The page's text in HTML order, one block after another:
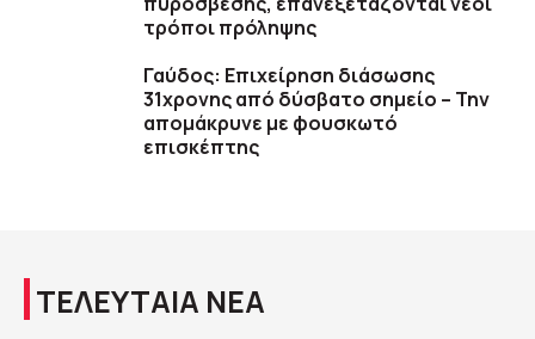
τρόποι πρόληψης
Γαύδος: Επιχείρηση διάσωσης
31χρονης από δύσβατο σημείο – Την
απομάκρυνε με φουσκωτό
επισκέπτης
ΤΕΛΕΥΤΑΙΑ ΝΕΑ